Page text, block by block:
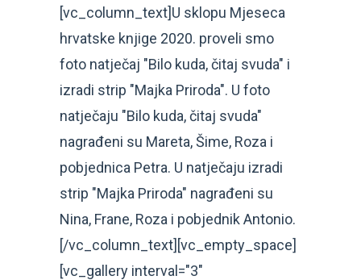
[vc_column_text]U sklopu Mjeseca
hrvatske knjige 2020. proveli smo
foto natječaj "Bilo kuda, čitaj svuda" i
izradi strip "Majka Priroda". U foto
natječaju "Bilo kuda, čitaj svuda"
nagrađeni su Mareta, Šime, Roza i
pobjednica Petra. U natječaju izradi
strip "Majka Priroda" nagrađeni su
Nina, Frane, Roza i pobjednik Antonio.
[/vc_column_text][vc_empty_space]
[vc_gallery interval="3"